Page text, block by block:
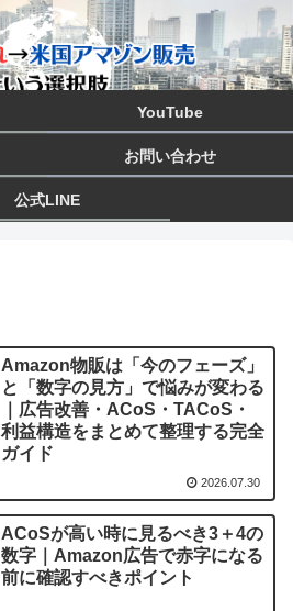
YouTube
お問い合わせ
公式LINE
Amazon物販は「今のフェーズ」
と「数字の見方」で悩みが変わる
｜広告改善・ACoS・TACoS・
利益構造をまとめて整理する完全
ガイド
2026.07.30
ACoSが高い時に見るべき3＋4の
数字｜Amazon広告で赤字になる
前に確認すべきポイント